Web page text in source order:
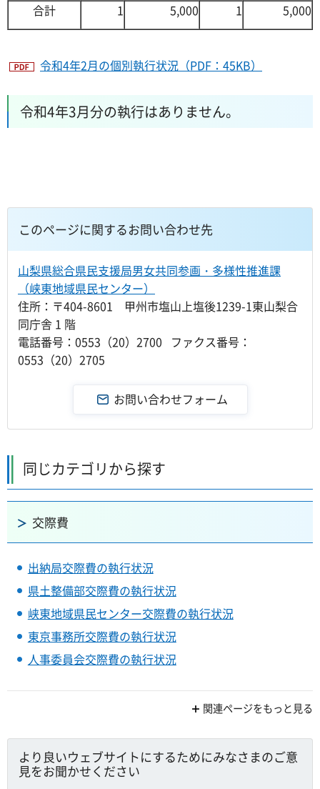
合計
1 5,000 1 5,000
令和4年2月の個別執行状況（PDF：45KB）
令和4年3月分の執行はありません。
このページに関するお問い合わせ先
山梨県総合県民支援局男女共同参画・多様性推進課
（峡東地域県民センター）
住所：〒404-8601 甲州市塩山上塩後1239-1東山梨合
同庁舎 1 階
電話番号：0553（20）2700 ファクス番号：
0553（20）2705
同じカテゴリから探す
交際費
出納局交際費の執行状況
県土整備部交際費の執行状況
峡東地域県民センター交際費の執行状況
東京事務所交際費の執行状況
人事委員会交際費の執行状況
関連ページをもっと見る
より良いウェブサイトにするためにみなさまのご意
見をお聞かせください